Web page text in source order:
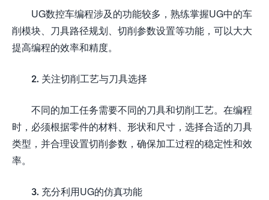
UG数控车编程涉及的功能较多，熟练掌握UG中的车
削模块、刀具路径规划、切削参数设置等功能，可以大大
提高编程的效率和精度。
2. 关注切削工艺与刀具选择
不同的加工任务需要不同的刀具和切削工艺。在编程
时，必须根据零件的材料、形状和尺寸，选择合适的刀具
类型，并合理设置切削参数，确保加工过程的稳定性和效
率。
3. 充分利用UG的仿真功能